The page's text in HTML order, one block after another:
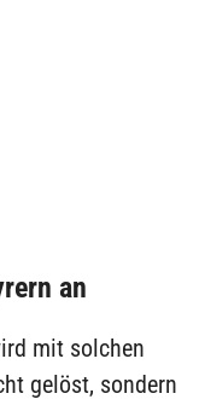
an
mit solchen
gelöst, sondern